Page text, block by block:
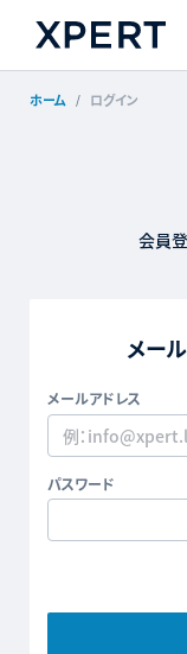
ホーム ログイン
会員
メー
メールアドレス
パスワード